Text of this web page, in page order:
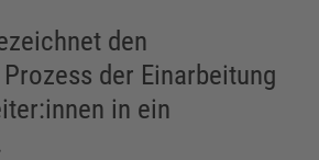
den
der Einarbeitung
in ein